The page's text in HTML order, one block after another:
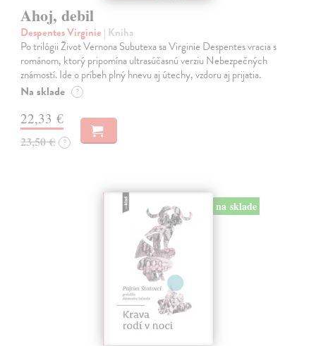
Ahoj, debil
Despentes Virginie | Kniha
Po trilógii Život Vernona Subutexa sa Virginie Despentes vracia s
románom, ktorý pripomína ultrasúčasnú verziu Nebezpečných
známostí. Ide o príbeh plný hnevu aj útechy, vzdoru aj prijatia.
Na sklade ?
22,33 €
23,50 € ?
na sklade